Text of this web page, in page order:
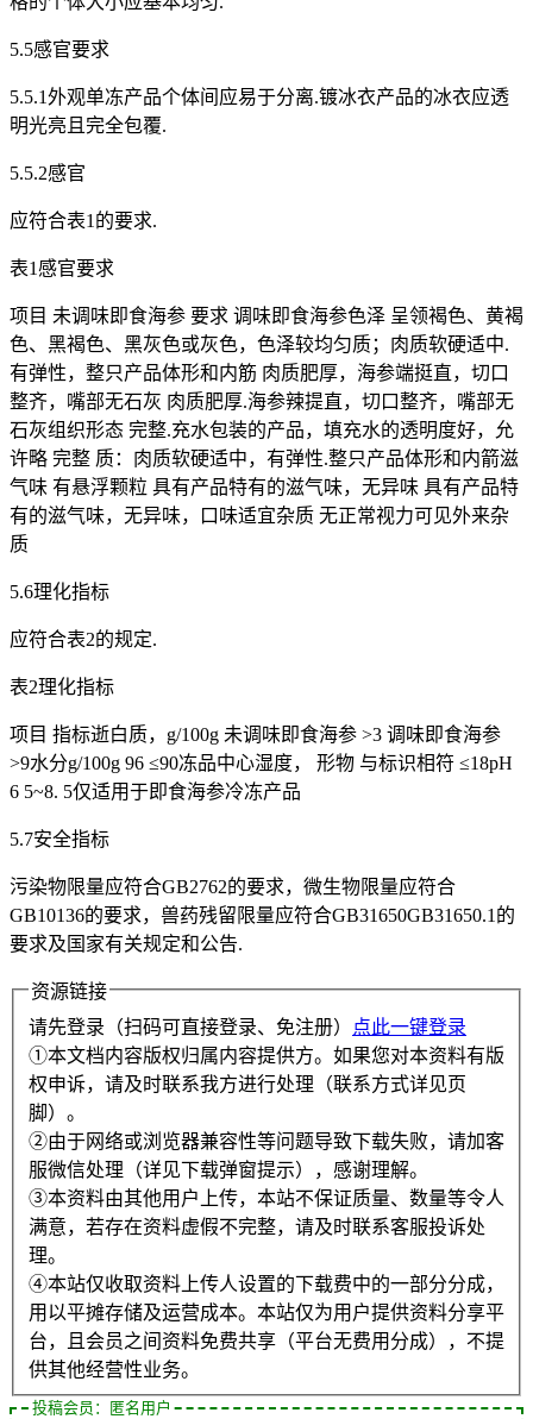
5.5感官要求
5.5.1外观单冻产品个体间应易于分离.镀冰衣产品的冰衣应透
明光亮且完全包覆.
5.5.2感官
应符合表1的要求.
表1感官要求
项目 未调味即食海参 要求 调味即食海参色泽 呈领褐色、黄褐
色、黑褐色、黑灰色或灰色，色泽较均匀质；肉质软硬适中.
有弹性，整只产品体形和内筋 肉质肥厚，海参端挺直，切口
整齐，嘴部无石灰 肉质肥厚.海参辣提直，切口整齐，嘴部无
石灰组织形态 完整.充水包装的产品，填充水的透明度好，允
许略 完整 质：肉质软硬适中，有弹性.整只产品体形和内箭滋
气味 有悬浮颗粒 具有产品特有的滋气味，无异味 具有产品特
有的滋气味，无异味，口味适宜杂质 无正常视力可见外来杂
质
5.6理化指标
应符合表2的规定.
表2理化指标
项目 指标逝白质，g/100g 未调味即食海参 >3 调味即食海参
>9水分g/100g 96 ≤90冻品中心湿度， 形物 与标识相符 ≤18pH
6 5~8. 5仅适用于即食海参冷冻产品
5.7安全指标
污染物限量应符合GB2762的要求，微生物限量应符合
GB10136的要求，兽药残留限量应符合GB31650GB31650.1的
要求及国家有关规定和公告.
资源链接
请先登录（扫码可直接登录、免注册）
点此一键登录
①本文档内容版权归属内容提供方。如果您对本资料有版
权申诉，请及时联系我方进行处理（联系方式详见页
脚）。
②由于网络或浏览器兼容性等问题导致下载失败，请加客
服微信处理（详见下载弹窗提示），感谢理解。
③本资料由其他用户上传，本站不保证质量、数量等令人
满意，若存在资料虚假不完整，请及时联系客服投诉处
理。
④本站仅收取资料上传人设置的下载费中的一部分分成，
用以平摊存储及运营成本。本站仅为用户提供资料分享平
台，且会员之间资料免费共享（平台无费用分成），不提
供其他经营性业务。
投稿会员：匿名用户